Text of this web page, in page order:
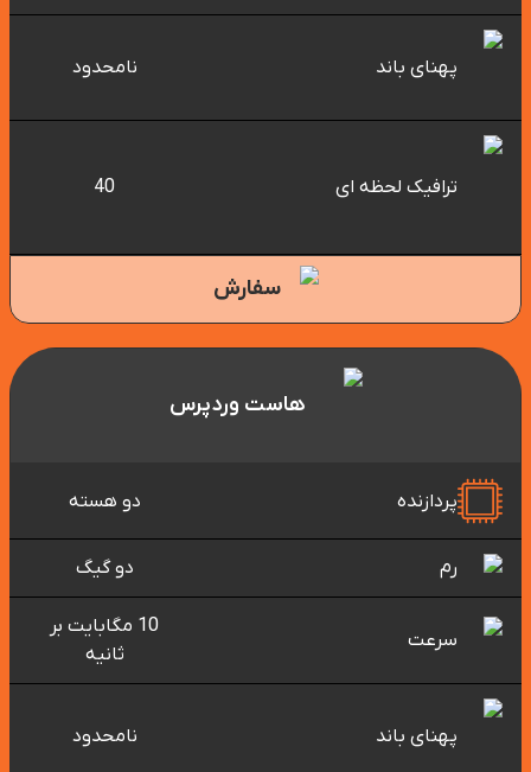
پهنای باند نامحدود
ترافیک لحظه ای
سفارش
هاست وردپرس
پردازنده دو هسته
رم دو گیگ
سرعت
10 مگابایت بر
ثانیه
پهنای باند نامحدود